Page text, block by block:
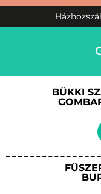
BÜKKI